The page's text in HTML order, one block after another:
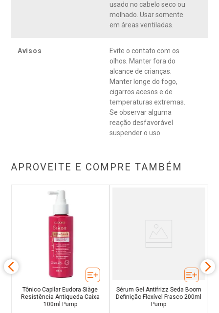
usado no cabelo seco ou
molhado. Usar somente
em áreas ventiladas.
Avisos
Evite o contato com os
olhos. Manter fora do
alcance de crianças.
Manter longe do fogo,
cigarros acesos e de
temperaturas extremas.
Se observar alguma
reação desfavorável
suspender o uso.
APROVEITE E COMPRE TAMBÉM
Tônico Capilar Eudora Siàge
Resistência Antiqueda Caixa
100ml Pump
Sérum Gel Antifrizz Seda Boom
Definição Flexível Frasco 200ml
Pump